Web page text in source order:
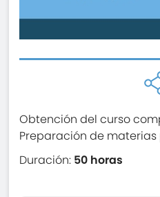
Obtención del curso
Preparación de
Duración: 50 horas